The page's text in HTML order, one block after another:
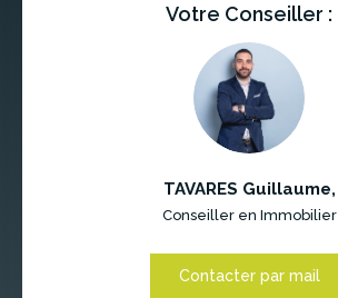
Votre Conseiller :
TAVARES Guillaume,
Conseiller en Immobilier
Contacter par mail